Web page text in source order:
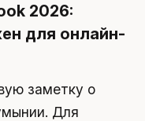
2026:
для онлайн-
заметку о
Для